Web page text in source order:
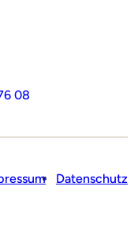
08
Datenschutz